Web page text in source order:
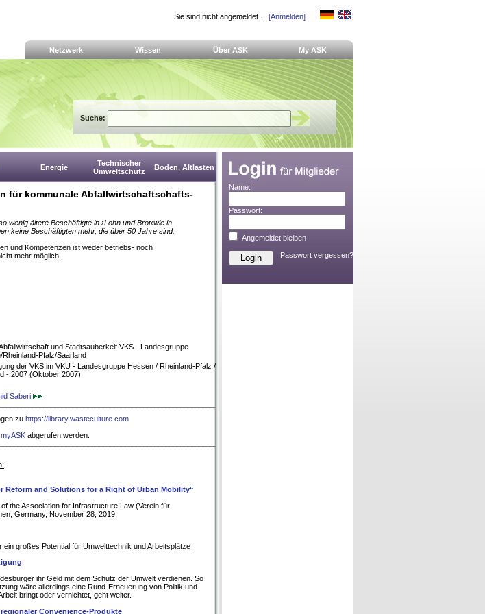
Sie sind nicht angemeldet... [Anmelden]
Netzwerk Wissen Über ASK My ASK
Suche:
Energie
Technischer
Umweltschutz
Boden, Altlasten
für kommunale Abfallwirtschaftschafts-
wenig ältere Beschäftigte in ›Lohn und Brot‹wie in
keine Beschäftigten mehr, die über 50 Jahre sind.
und Kompetenzen ist weder betriebs- noch
mehr möglich.
und Stadtsauberkeit VKS - Landesgruppe
Rheinland-Pfalz/Saarland
der VKS im VKU - Landesgruppe Hessen / Rheinland-Pfalz /
- 2007 (Oktober 2007)
Saberi
zu https://library.wasteculture.com
myASK abgerufen werden.
Reform and Solutions for a Right of Urban Mobility“
the Association for Infrastructure Law (Verein für
Germany, November 28, 2019
großes Potential für Umwelttechnik und Arbeitsplätze
ihr Geld mit dem Schutz der Umwelt verdienen. So
wäre allerdings eine Rund-Erneuerung von Politik und
bringt oder vernichtet, geht weiter.
Convenience-Produkte
Name:
Passwort:
Angemeldet bleiben
Passwort vergessen?